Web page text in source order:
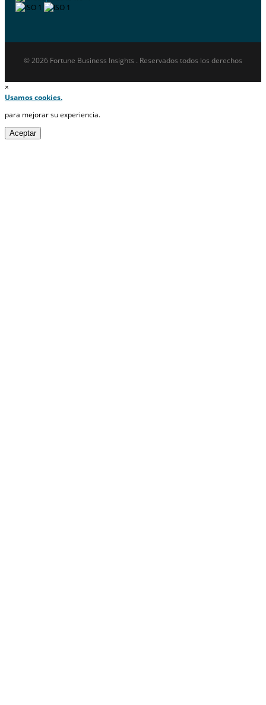
© 2026 Fortune Business Insights . Reservados todos los derechos
×
Usamos cookies.
para mejorar su experiencia.
Aceptar